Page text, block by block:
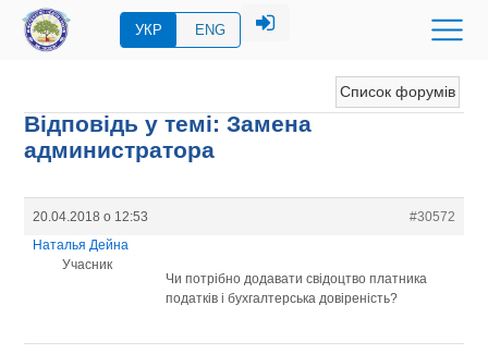
УКР ENG
Список форумів
Відповідь у темі: Замена
администратора
20.04.2018 о 12:53
#30572
Наталья Дейна
Учасник
Чи потрібно додавати свідоцтво платника
податків і бухгалтерська довіреність?